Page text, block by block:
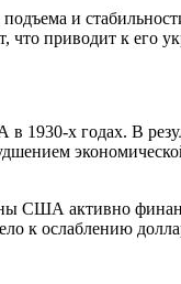
и
что приводит к его
х годах. В
США активно
к ослаблению